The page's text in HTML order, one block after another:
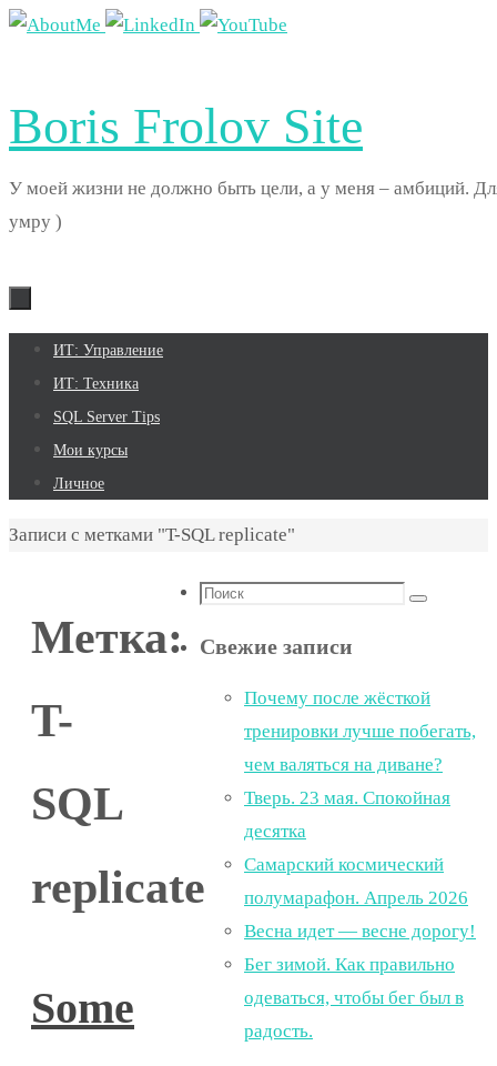
Перейти
Boris Frolov Site
У моей жизни не должно быть цели, а у меня – амбиций.
умру )
Перейти
содержимому
ИТ: Управление
ИТ: Техника
SQL Server Tips
Мои курсы
Личное
Главная
Записи с метками "T-SQL replicate"
Метка:
T-
SQL
replicate
Some
Что
Поиск
Свежие записи
Почему после жёсткой
тренировки лучше побегать,
чем валяться на диване?
Тверь. 23 мая. Спокойная
десятка
Самарский космический
полумарафон. Апрель 2026
Весна идет — весне дорогу!
Бег зимой. Как правильно
одеваться, чтобы бег был в
радость.